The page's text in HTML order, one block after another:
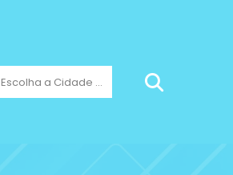
Escolha a Cidade ...